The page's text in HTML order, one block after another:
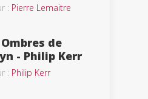
: Pierre Lemaitre
de
- Philip Kerr
: Philip Kerr